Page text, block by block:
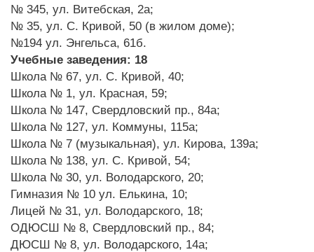
№ 345, ул. Витебская, 2а;
№ 35, ул. С. Кривой, 50 (в жилом доме);
№194 ул. Энгельса, 61б.
Учебные заведения: 18
Школа № 67, ул. С. Кривой, 40;
Школа № 1, ул. Красная, 59;
Школа № 147, Свердловский пр., 84а;
Школа № 127, ул. Коммуны, 115а;
Школа № 7 (музыкальная), ул. Кирова, 139а;
Школа № 138, ул. С. Кривой, 54;
Школа № 30, ул. Володарского, 20;
Гимназия № 10 ул. Елькина, 10;
Лицей № 31, ул. Володарского, 18;
ОДЮСШ № 8, Свердловский пр., 84;
ДЮСШ № 8, ул. Володарского, 14а;